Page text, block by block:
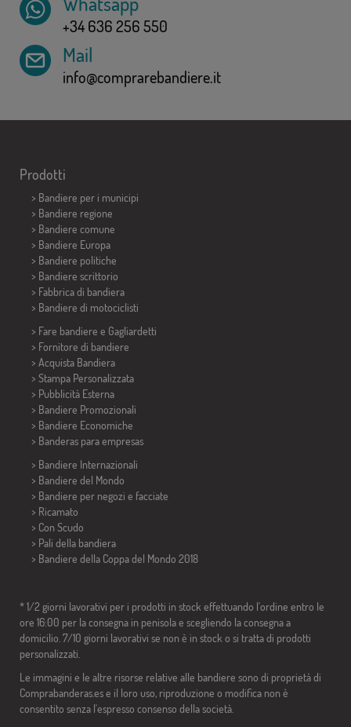
+34 636 256 550
Mail
info@comprarebandiere.it
Prodotti
> Bandiere per i municipi
> Bandiere regione
> Bandiere comune
> Bandiere Europa
> Bandiere politiche
> Bandiere scrittorio
> Fabbrica di bandiera
> Bandiere di motociclisti
> Fare bandiere e Gagliardetti
> Fornitore di bandiere
> Acquista Bandiera
> Stampa Personalizzata
> Pubblicità Esterna
> Bandiere Promozionali
> Bandiere Economiche
> Banderas para empresas
> Bandiere Internazionali
> Bandiere del Mondo
> Bandiere per negozi e facciate
> Ricamato
> Con Scudo
> Pali della bandiera
> Bandiere della Coppa del Mondo 2018
* 1/2 giorni lavorativi per i prodotti in stock effettuando l'ordine entro le
ore 16:00 per la consegna in penisola e scegliendo la consegna a
domicilio. 7/10 giorni lavorativi se non è in stock o si tratta di prodotti
personalizzati.
Le immagini e le altre risorse relative alle bandiere sono di proprietà di
Comprabanderas.es e il loro uso, riproduzione o modifica non è
consentito senza l'espresso consenso della società.